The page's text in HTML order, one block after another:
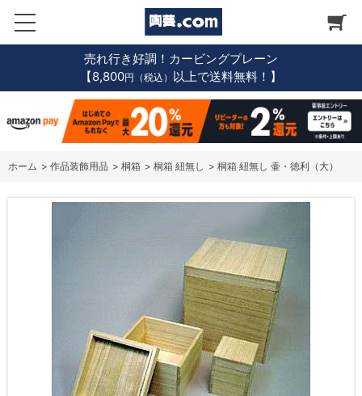
売れ行き好調！カービングプレーン
【8,800円（税込） 以上で送料無料！】
ホーム > 作品装飾用品 > 桐箱 > 桐箱 紐無し > 桐箱 紐無し 壷・徳利（大）